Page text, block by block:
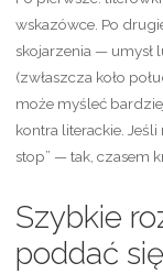
wskazówce. Po
skojarzenia —
(zwłaszcza koło
może myśleć
kontra literackie. Jeśli
stop” — tak, czasem
Szybkie
poddać